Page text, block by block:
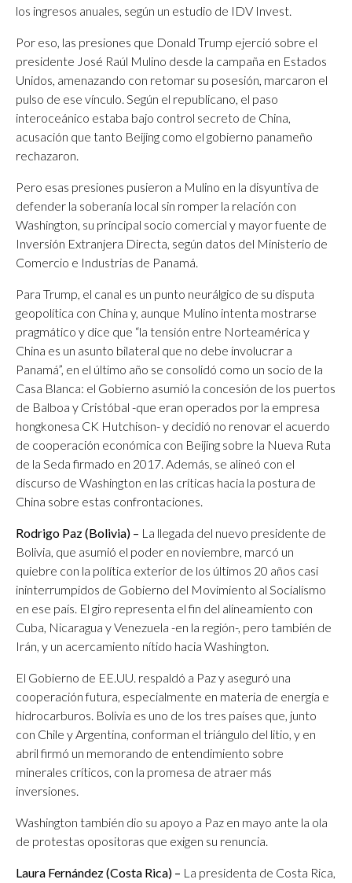
los ingresos anuales, según un estudio de IDV Invest.
Por eso, las presiones que Donald Trump ejerció sobre el
presidente José Raúl Mulino desde la campaña en Estados
Unidos, amenazando con retomar su posesión, marcaron el
pulso de ese vínculo. Según el republicano, el paso
interoceánico estaba bajo control secreto de China,
acusación que tanto Beijing como el gobierno panameño
rechazaron.
Pero esas presiones pusieron a Mulino en la disyuntiva de
defender la soberanía local sin romper la relación con
Washington, su principal socio comercial y mayor fuente de
Inversión Extranjera Directa, según datos del Ministerio de
Comercio e Industrias de Panamá.
Para Trump, el canal es un punto neurálgico de su disputa
geopolítica con China y, aunque Mulino intenta mostrarse
pragmático y dice que “la tensión entre Norteamérica y
China es un asunto bilateral que no debe involucrar a
Panamá”, en el último año se consolidó como un socio de la
Casa Blanca: el Gobierno asumió la concesión de los puertos
de Balboa y Cristóbal -que eran operados por la empresa
hongkonesa CK Hutchison- y decidió no renovar el acuerdo
de cooperación económica con Beijing sobre la Nueva Ruta
de la Seda firmado en 2017. Además, se alineó con el
discurso de Washington en las críticas hacia la postura de
China sobre estas confrontaciones.
Rodrigo Paz (Bolivia) – La llegada del nuevo presidente de
Bolivia, que asumió el poder en noviembre, marcó un
quiebre con la política exterior de los últimos 20 años casi
ininterrumpidos de Gobierno del Movimiento al Socialismo
en ese país. El giro representa el fin del alineamiento con
Cuba, Nicaragua y Venezuela -en la región-, pero también de
Irán, y un acercamiento nítido hacia Washington.
El Gobierno de EE.UU. respaldó a Paz y aseguró una
cooperación futura, especialmente en materia de energía e
hidrocarburos. Bolivia es uno de los tres países que, junto
con Chile y Argentina, conforman el triángulo del litio, y en
abril firmó un memorando de entendimiento sobre
minerales críticos, con la promesa de atraer más
inversiones.
Washington también dio su apoyo a Paz en mayo ante la ola
de protestas opositoras que exigen su renuncia.
Laura Fernández (Costa Rica) – La presidenta de Costa Rica,